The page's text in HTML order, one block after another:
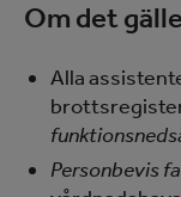
Om det
Alla
Personbevis